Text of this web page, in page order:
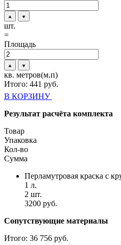
шт.
=
Площадь
кв. метров(м.п)
Итого: 441 руб.
В КОРЗИНУ
Результат расчёта комплекта
Товар
Упаковка
Кол-во
Сумма
Перламутровая краска с
1 л.
2 шт.
3200 руб.
Сопутствующие материалы
Итого: 36 756 руб.